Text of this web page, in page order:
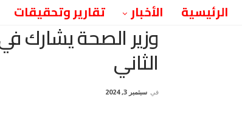
الرئيسية الأخبار تقارير وتحقيقات
وزير الصحة يشارك
الثاني
في سبتمبر 3, 2024